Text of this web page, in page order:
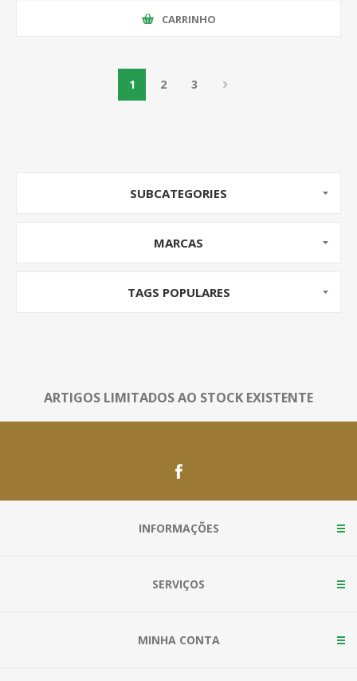
CARRINHO
1 2 3
SUBCATEGORIES
MARCAS
TAGS POPULARES
ARTIGOS LIMITADOS AO STOCK EXISTENTE
INFORMAÇÕES
SERVIÇOS
MINHA CONTA